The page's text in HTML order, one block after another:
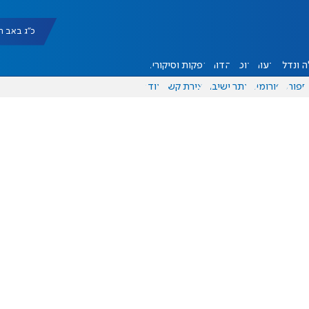
כ"ג באב תשפ"ו
ונדל"ן דעות אוכל יהדות הפקות וסיקורים
ספורט פורומים אתר ישיבה יצירת קשר עוד